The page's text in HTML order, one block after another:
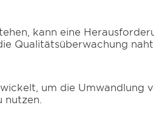
kann eine
Qualitätsüberwachung
um die Umwandlung